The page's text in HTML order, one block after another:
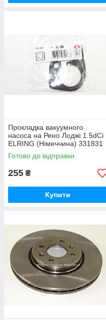
Прокладка вакуумного
насоса на Рено Лоджі 1.5dCi
ELRING (Німеччина) 331831
Готово до відправки
255 ₴
Купити